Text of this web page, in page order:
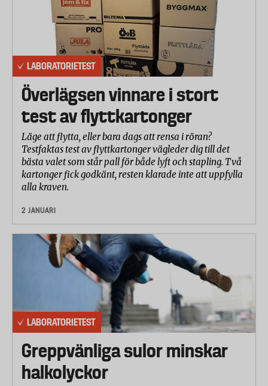
LABORATORIETEST
Överlägsen vinnare i stort
test av flyttkartonger
Läge att flytta, eller bara dags att rensa i röran?
Testfaktas test av flyttkartonger vägleder dig till det
bästa valet som står pall för både lyft och stapling. Två
kartonger fick godkänt, resten klarade inte att uppfylla
alla kraven.
2 JANUARI
LABORATORIETEST
Greppvänliga sulor minskar
halkolyckor